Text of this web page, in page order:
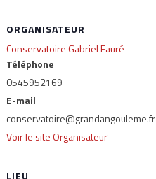
LIEU
ORGANISATEUR
Conservatoire Gabriel Fauré
Téléphone
0545952169
E-mail
conservatoire@grandangouleme.fr
Voir le site Organisateur